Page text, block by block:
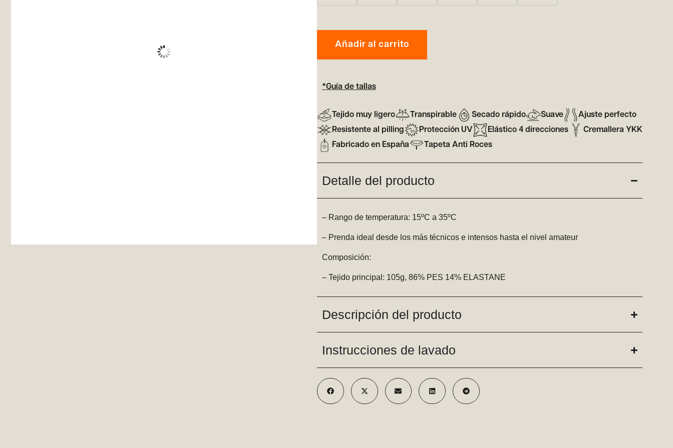
Añadir al carrito
*Guía de tallas
Tejido muy ligero Transpirable Secado rápido Suave
Ajuste perfecto
Resistente al pilling
Protección UV Elástico 4 direcciones
Cremallera YKK
Fabricado en España
Tapeta Anti Roces
Detalle del producto
– Rango de temperatura: 15ºC a 35ºC
– Prenda ideal desde los más técnicos e intensos hasta el nivel amateur
Composición:
– Tejido principal: 105g, 86% PES 14% ELASTANE
Descripción del producto
Instrucciones de lavado